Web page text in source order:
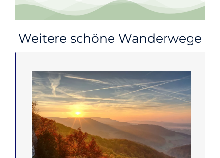
Weitere schöne Wanderwege